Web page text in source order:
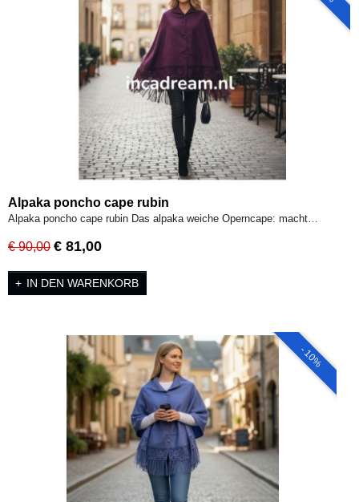
Alpaka poncho cape rubin
Alpaka poncho cape rubin Das alpaka weiche Operncape: macht…
€ 90,00 € 81,00
IN DEN WARENKORB
- 10%